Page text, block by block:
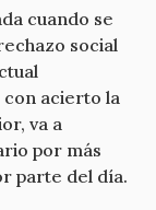
cuando se
social
acierto la
va a
por más
parte del día.